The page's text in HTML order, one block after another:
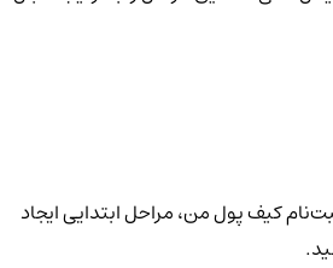
کیف‌ پول من، مراحل ابتدایی ایجاد